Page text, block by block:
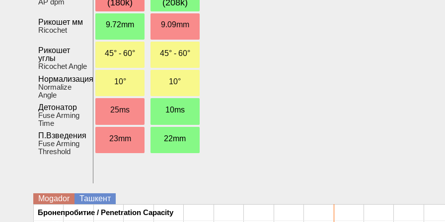
Рикошет мм
Ricochet
Рикошет
углы
Ricochet Angle
Нормализация
Normalize
Angle
Детонатор
Fuse Arming
Time
П.Взведения
Fuse Arming
Threshold
(180k)
9.72mm
45° - 60°
10°
25ms
23mm
(208k)
9.09mm
45° - 60°
10°
10ms
22mm
Mogador Ташкент
Бронепробитие / Penetration Capacity
Бронепробитие / Penetration Capacity